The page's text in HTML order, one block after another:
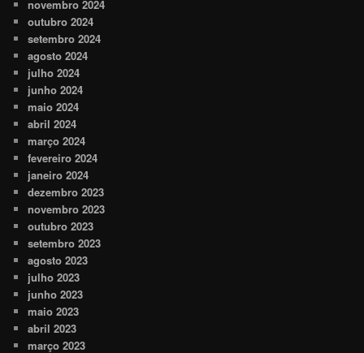
novembro 2024
outubro 2024
setembro 2024
agosto 2024
julho 2024
junho 2024
maio 2024
abril 2024
março 2024
fevereiro 2024
janeiro 2024
dezembro 2023
novembro 2023
outubro 2023
setembro 2023
agosto 2023
julho 2023
junho 2023
maio 2023
abril 2023
março 2023